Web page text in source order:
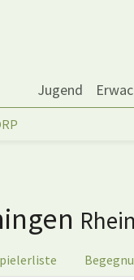
Jugend